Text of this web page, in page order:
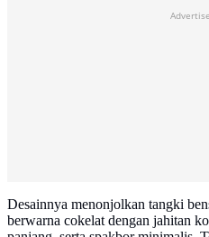
Desainnya menonjolkan tangki
berwarna cokelat dengan jahitan